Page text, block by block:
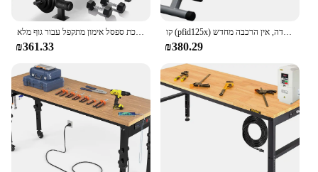
סט ספסל משקל, סט לחץ על ספסל מתכוונן עם מתיחה & רגל, ערכת ספסל אימון מתקפל עבור גוף מלא
₪361.33
קו (pfid125x) ספסל מתקפל-7-מיקום ספסל משקל מתכוונן לחדר כושר ביתי, שיפוע/ירידה, אין הרכבה מחדש
₪380.29